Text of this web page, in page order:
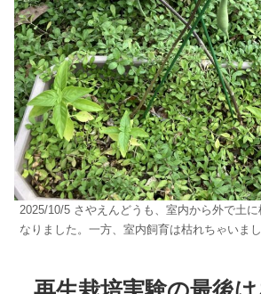
2025/10/5 さやえんどうも、室内から外で土
なりました。一方、室内飼育は枯れちゃいまし